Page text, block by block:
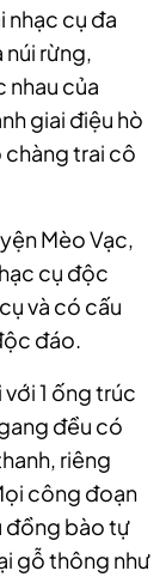
nhạc cụ đa
rừng,
nhau của
giai điệu hò
chàng trai cô
Mèo Vạc,
cụ độc
và có cấu
đáo.
1 ống trúc
đều có
riêng
công đoạn
đồng bào tự
gỗ thông như